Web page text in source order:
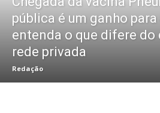
pública é um ganho
entenda o que difere do
rede privada
Redação